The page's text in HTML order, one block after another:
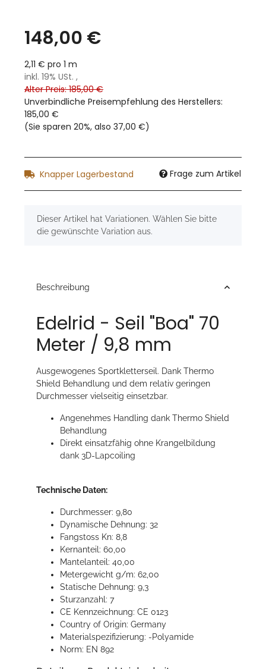
148,00 €
2,11 € pro 1 m
inkl. 19% USt. ,
Alter Preis: 185,00 €
Unverbindliche Preisempfehlung des Herstellers:
185,00 €
(Sie sparen 20%, also 37,00 €)
Knapper Lagerbestand Frage zum Artikel
xDieser Artikel hat Variationen. Wählen Sie bitte
die gewünschte Variation aus.
Beschreibung
Edelrid - Seil "Boa" 70
Meter / 9,8 mm
Ausgewogenes Sportkletterseil. Dank Thermo
Shield Behandlung und dem relativ geringen
Durchmesser vielseitig einsetzbar.
Angenehmes Handling dank Thermo Shield
Behandlung
Direkt einsatzfähig ohne Krangelbildung
dank 3D-Lapcoiling
Technische Daten:
Durchmesser: 9,80
Dynamische Dehnung: 32
Fangstoss Kn: 8,8
Kernanteil: 60,00
Mantelanteil: 40,00
Metergewicht g/m: 62,00
Statische Dehnung: 9,3
Sturzanzahl: 7
CE Kennzeichnung: CE 0123
Country of Origin: Germany
Materialspezifizierung: -Polyamide
Norm: EN 892